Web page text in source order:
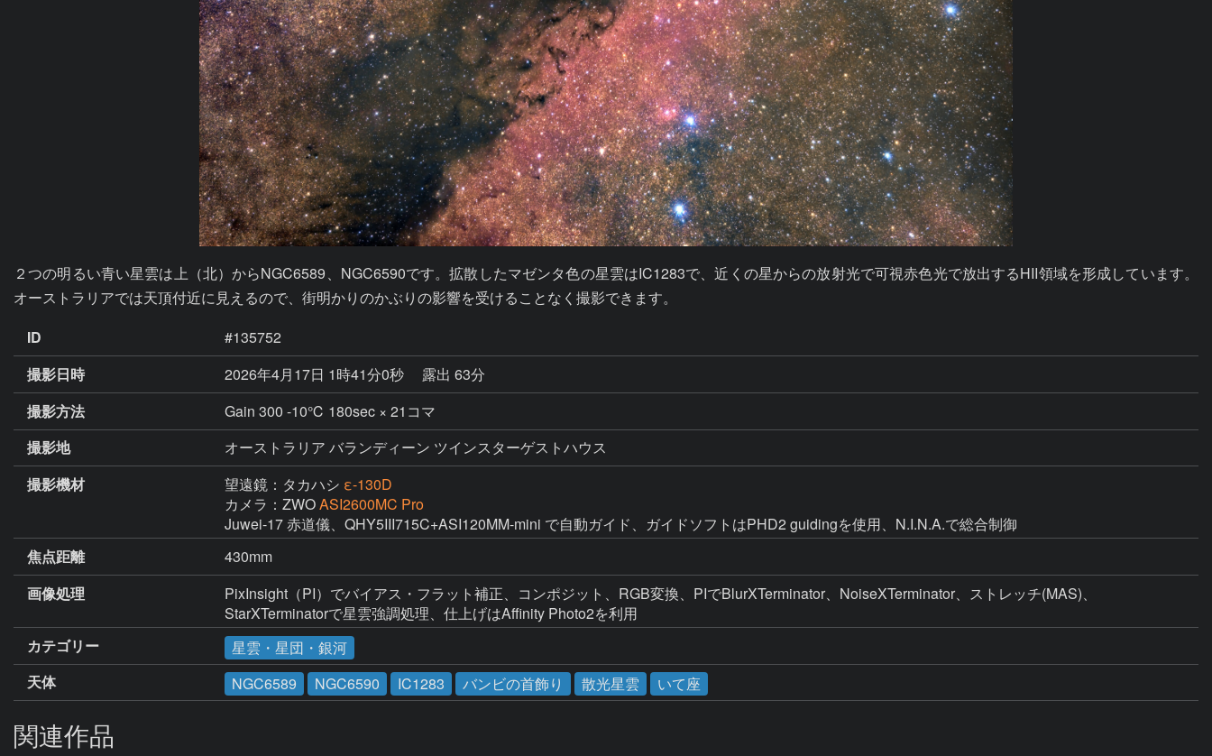
２つの明るい青い星雲は上（北）からNGC6589、NGC6590です。拡散したマゼンタ色の星雲はIC1283で、近くの星からの放射光で可視赤色光で放出するHII領域を形成しています。
オーストラリアでは天頂付近に見えるので、街明かりのかぶりの影響を受けることなく撮影できます。
ID
#135752
撮影日時
2026年4月17日 1時41分0秒
露出 63分
撮影方法
Gain 300 -10℃ 180sec × 21コマ
撮影地
オーストラリア バランディーン ツインスターゲストハウス
撮影機材
望遠鏡：タカハシ ε-130D
カメラ：ZWOASI2600MC Pro
Juwei-17 赤道儀、QHY5III715C+ASI120MM-mini で自動ガイド、ガイドソフトはPHD2 guidingを使用、N.I.N.A.で総合制御
焦点距離
430mm
画像処理
PixInsight（PI）でバイアス・フラット補正、コンポジット、RGB変換、PIでBlurXTerminator、NoiseXTerminator、ストレッチ(MAS)、
StarXTerminatorで星雲強調処理、仕上げはAffinity Photo2を利用
カテゴリー
星雲・星団・銀河
天体
NGC6589 NGC6590 IC1283 バンビの首飾り 散光星雲 いて座
関連作品